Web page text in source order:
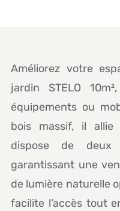
Améliorez votre
jardin STELO
équipements ou
bois massif, il allie
dispose de deux
garantissant une
de lumière naturelle
facilite l’accès tout